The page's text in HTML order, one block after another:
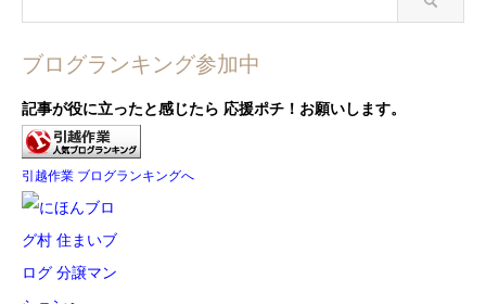
ブログランキング参加中
記事が役に立ったと感じたら 応援ポチ！お願いします。
引越作業 ブログランキングへ